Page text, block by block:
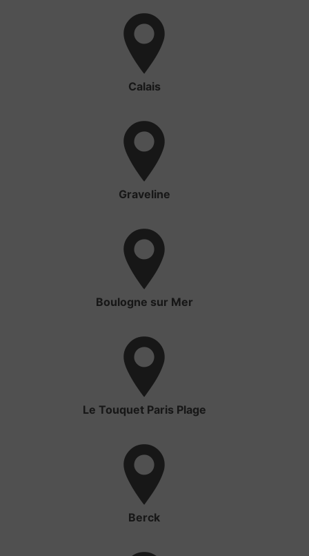
Calais
Graveline
Boulogne sur Mer
Le Touquet Paris Plage
Berck